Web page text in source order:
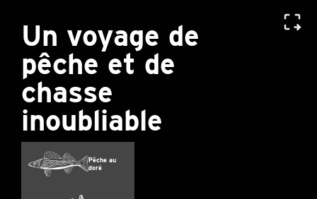
Un voyage de
pêche et de
chasse
inoubliable
Pêche au
doré